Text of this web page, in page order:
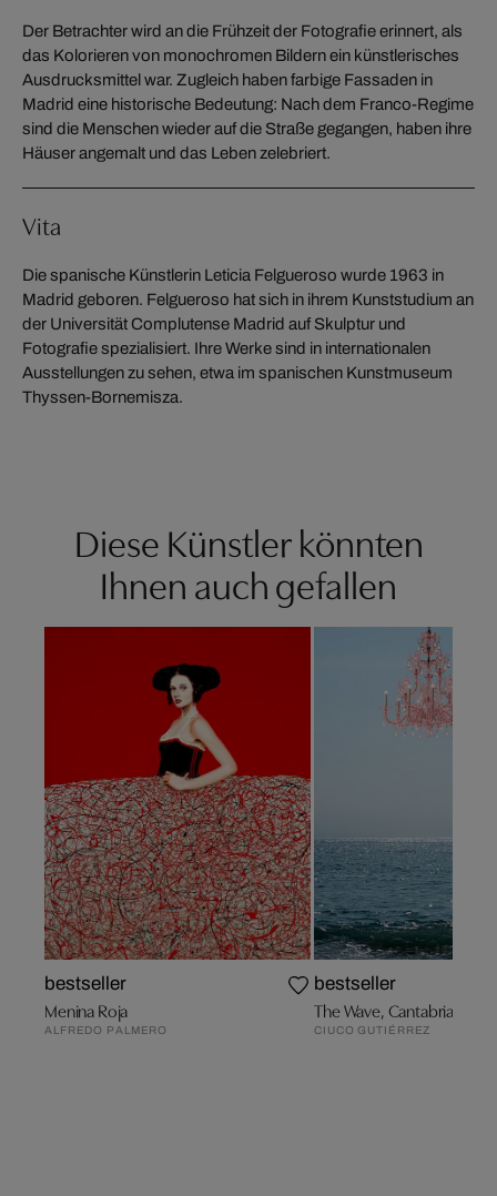
Der Betrachter wird an die Frühzeit der Fotografie erinnert, als
das Kolorieren von monochromen Bildern ein künstlerisches
Ausdrucksmittel war. Zugleich haben farbige Fassaden in
Madrid eine historische Bedeutung: Nach dem Franco-Regime
sind die Menschen wieder auf die Straße gegangen, haben ihre
Häuser angemalt und das Leben zelebriert.
Vita
Die spanische Künstlerin Leticia Felgueroso wurde 1963 in
Madrid geboren. Felgueroso hat sich in ihrem Kunststudium an
der Universität Complutense Madrid auf Skulptur und
Fotografie spezialisiert. Ihre Werke sind in internationalen
Ausstellungen zu sehen, etwa im spanischen Kunstmuseum
Thyssen-Bornemisza.
Diese Künstler könnten
Ihnen auch gefallen
bestseller
Menina Roja
ALFREDO PALMERO
bestseller
The Wave, Cantabria
CIUCO GUTIÉRREZ